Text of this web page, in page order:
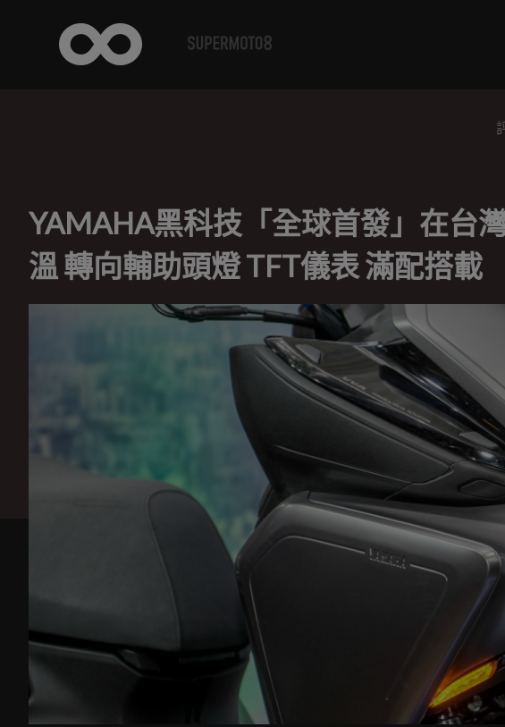
YAMAHA黑科技「全球首發」在台
溫 轉向輔助頭燈 TFT儀表 滿配搭載